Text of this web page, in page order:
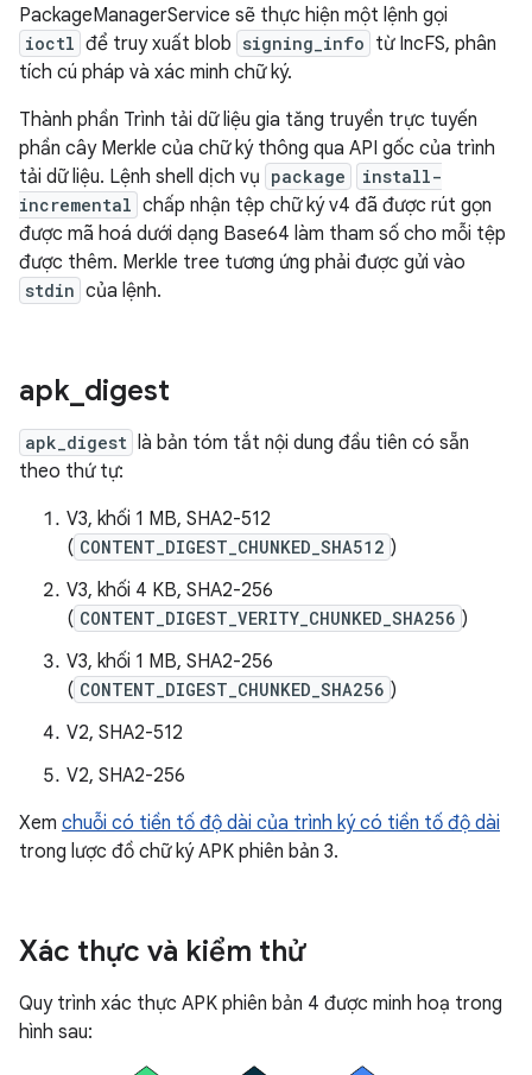
PackageManagerService sẽ thực hiện một lệnh gọi
ioctl để truy xuất blob signing_info từ IncFS, phân
tích cú pháp và xác minh chữ ký.
Thành phần Trình tải dữ liệu gia tăng truyền trực tuyến
phần cây Merkle của chữ ký thông qua API gốc của trình
tải dữ liệu. Lệnh shell dịch vụ package
install-
incremental chấp nhận tệp chữ ký v4 đã được rút gọn
được mã hoá dưới dạng Base64 làm tham số cho mỗi tệp
được thêm. Merkle tree tương ứng phải được gửi vào
stdin của lệnh.
apk digest
apk_digest là bản tóm tắt nội dung đầu tiên có sẵn
theo thứ tự:
V3, khối 1 MB, SHA2-512
( CONTENT_DIGEST_CHUNKED_SHA512 )
V3, khối 4 KB, SHA2-256
( CONTENT_DIGEST_VERITY_CHUNKED_SHA256 )
V3, khối 1 MB, SHA2-256
( CONTENT_DIGEST_CHUNKED_SHA256 )
V2, SHA2-512
V2, SHA2-256
Xem chuỗi có tiền tố độ dài của trình ký có tiền tố độ dài
trong lược đồ chữ ký APK phiên bản 3.
Xác thực và kiểm thử
Quy trình xác thực APK phiên bản 4 được minh hoạ trong
hình sau: